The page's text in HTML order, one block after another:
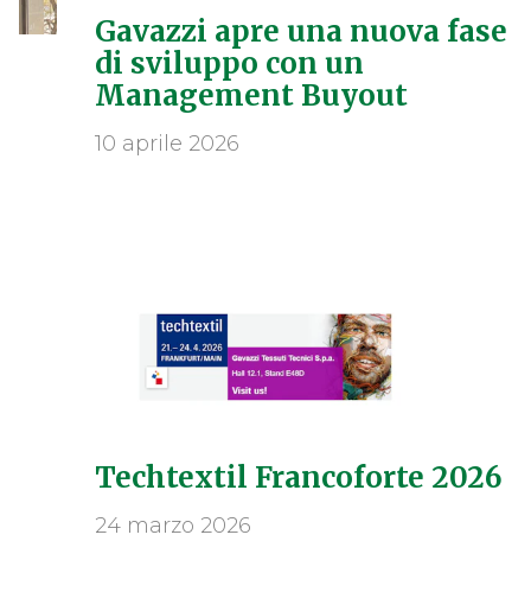
Gavazzi apre una nuova fase
di sviluppo con un
Management Buyout
10 aprile 2026
Techtextil Francoforte 2026
24 marzo 2026